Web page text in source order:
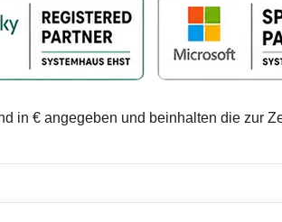
in € angegeben und beinhalten die zur